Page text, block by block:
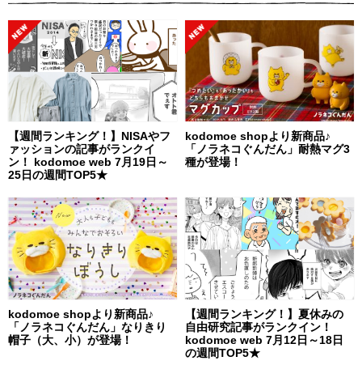
【週間ランキング！】NISAやフ
ァッションの記事がランクイ
ン！ kodomoe web 7月19日～
25日の週間TOP5★
kodomoe shopより新商品♪
「ノラネコぐんだん」耐熱マグ3
種が登場！
kodomoe shopより新商品♪
「ノラネコぐんだん」なりきり
帽子（大、小）が登場！
【週間ランキング！】夏休みの
自由研究記事がランクイン！
kodomoe web 7月12日～18日
の週間TOP5★